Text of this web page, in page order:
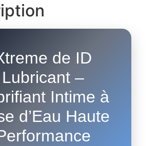
de ID
Lubricant –
Intime à
d’Eau Haute